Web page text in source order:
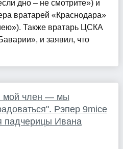
дно – не смотрите») и
вратарей «Краснодара»
Также вратарь ЦСКА
и заявил, что
мой член — мы
Рэпер 9mice
падчерицы Ивана